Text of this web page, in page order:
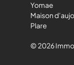
Yomae
Maison
Plare
© 2026